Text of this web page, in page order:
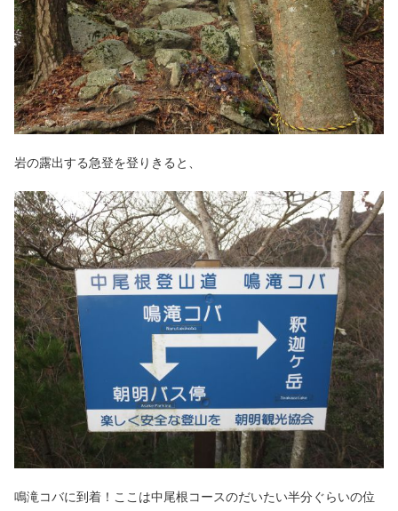
岩の露出する急登を登りきると、
鳴滝コバに到着！ここは中尾根コースのだいたい半分ぐらいの位